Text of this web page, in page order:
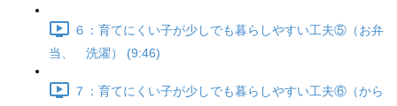
６：育てにくい子が少しでも暮らしやすい工夫⑤（お弁
当、 洗濯） (9:46)
７：育てにくい子が少しでも暮らしやすい工夫⑥（から